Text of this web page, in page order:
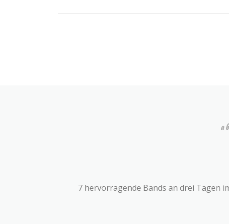
7 hervorragende Bands an drei Tagen